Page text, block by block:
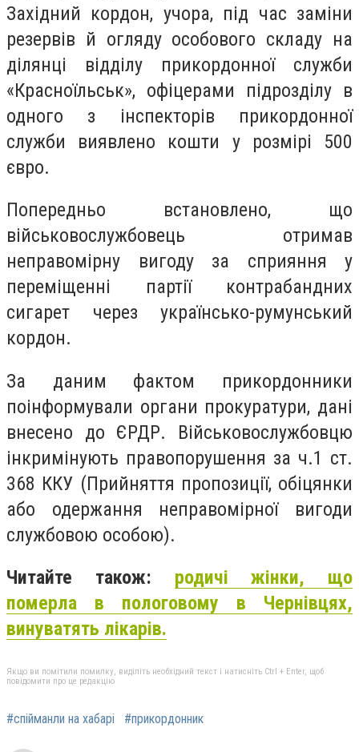
Західний кордон, учора, під час заміни
резервів й огляду особового складу на
ділянці відділу прикордонної служби
«Красноїльськ», офіцерами підрозділу в
одного з інспекторів прикордонної
служби виявлено кошти у розмірі 500
євро.
Попередньо встановлено, що
військовослужбовець отримав
неправомірну вигоду за сприяння у
переміщенні партії контрабандних
сигарет через українсько-румунський
кордон.
За даним фактом прикордонники
поінформували органи прокуратури, дані
внесено до ЄРДР. Військовослужбовцю
інкримінують правопорушення за ч.1 ст.
368 ККУ (Прийняття пропозиції, обіцянки
або одержання неправомірної вигоди
службовою особою).
Читайте також: родичі жінки, що
померла в пологовому в Чернівцях,
винуватять лікарів.
Якщо ви помітили помилку, виділіть необхідний текст і натисніть Ctrl + Enter, щоб
повідомити про це редакцію
#спійманли на хабарі #прикордонник